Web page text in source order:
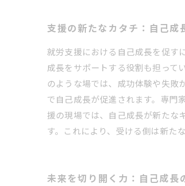
支援の新たなカタチ：自己成
就労支援における自己成長を促す
成長をサポートする役割も担って
のような場では、成功体験や失敗
で自己成長が促進されます。専門
援の現場では、自己成長が新たな
す。これにより、受ける側は新た
未来を切り開く力：自己成長